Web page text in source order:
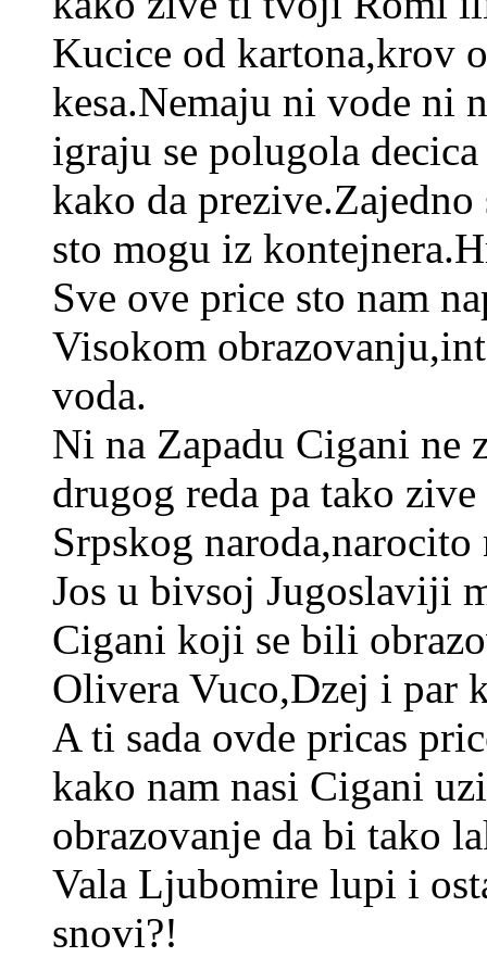
Kucice od kartona,krov
kesa.Nemaju ni vode ni
igraju se polugola
kako da
sto mogu iz
Sve ove price sto nam
Visokom
voda.
Ni na Zapadu Cigani ne
drugog reda pa tako
Srpskog
Jos u bivsoj Jugoslaviji
Cigani koji se bili
Olivera Vuco,Dzej i par
A ti sada ovde pricas
kako nam nasi Cigani
obrazovanje da bi tako
Vala Ljubomire lupi i
snovi?!